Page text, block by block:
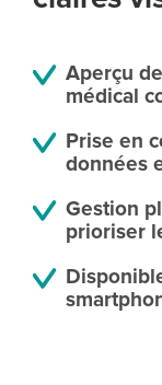
Aperçu
médical
Prise en
données
Gestion
prioriser